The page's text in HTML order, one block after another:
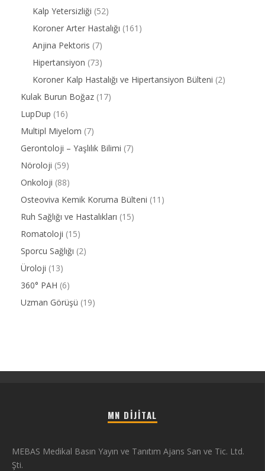
Kalp Yetersizliği (52)
Koroner Arter Hastalığı (161)
Anjina Pektoris (7)
Hipertansiyon (73)
Koroner Kalp Hastalığı ve Hipertansiyon Bülteni (2)
Kulak Burun Boğaz (17)
LupDup (16)
Multipl Miyelom (7)
Gerontoloji – Yaşlılık Bilimi (7)
Nöroloji (59)
Onkoloji (88)
Osteoviva Kemik Koruma Bülteni (11)
Ruh Sağlığı ve Hastalıkları (15)
Romatoloji (15)
Sporcu Sağlığı (2)
Üroloji (13)
360° PAH (6)
Uzman Görüşü (19)
MN DIJITAL
MEBAS Medikal Basın Yayın ve Tanıtım Ajans San ve Tic. Ltd.
Şti.